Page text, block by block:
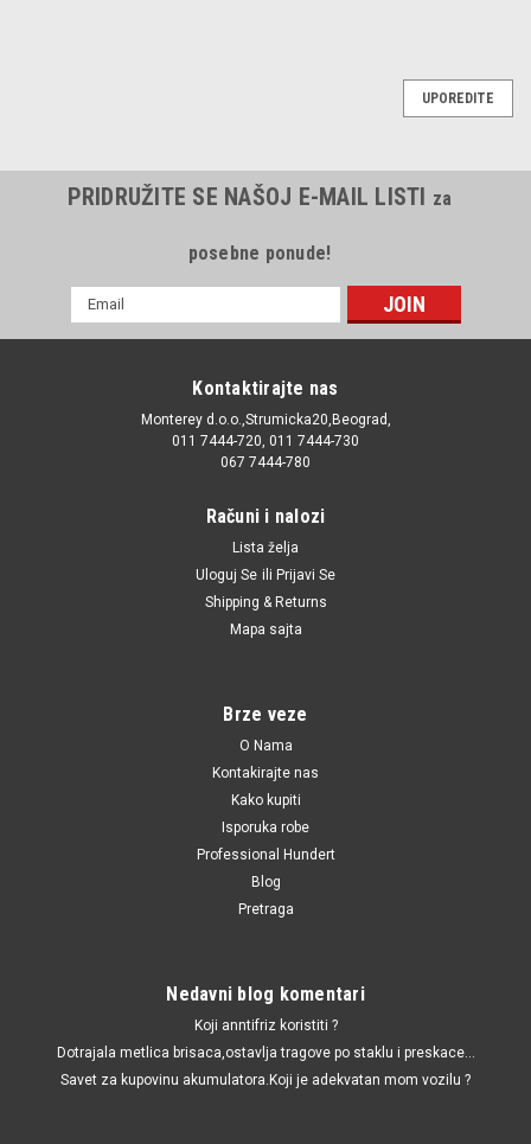
Kocione plocice prednje Antara,Captiva '06.-
UPOREDITE
PRIDRUŽITE SE NAŠOJ E-MAIL LISTI za
posebne ponude!
mail
Kontaktirajte nas
Monterey d.o.o.,Strumicka20,Beograd,
011 7444-720, 011 7444-730
067 7444-780
Računi i nalozi
Lista želja
Uloguj Se ili Prijavi Se
Shipping & Returns
Mapa sajta
Brze veze
O Nama
Kontakirajte nas
Kako kupiti
Isporuka robe
Professional Hundert
Blog
Pretraga
Nedavni blog komentari
Koji anntifriz koristiti ?
Dotrajala metlica brisaca,ostavlja tragove po staklu i preskace...
Savet za kupovinu akumulatora.Koji je adekvatan mom vozilu ?